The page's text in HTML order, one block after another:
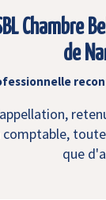
Chambre
de
que